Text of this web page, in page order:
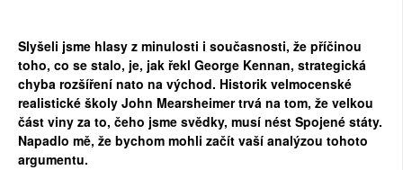
Slyšeli jsme hlasy z minulosti i současnosti, že příčinou
toho, co se stalo, je, jak řekl George Kennan, strategická
chyba rozšíření nato na východ. Historik velmocenské
realistické školy John Mearsheimer trvá na tom, že velkou
část viny za to, čeho jsme svědky, musí nést Spojené státy.
Napadlo mě, že bychom mohli začít vaší analýzou tohoto
argumentu.